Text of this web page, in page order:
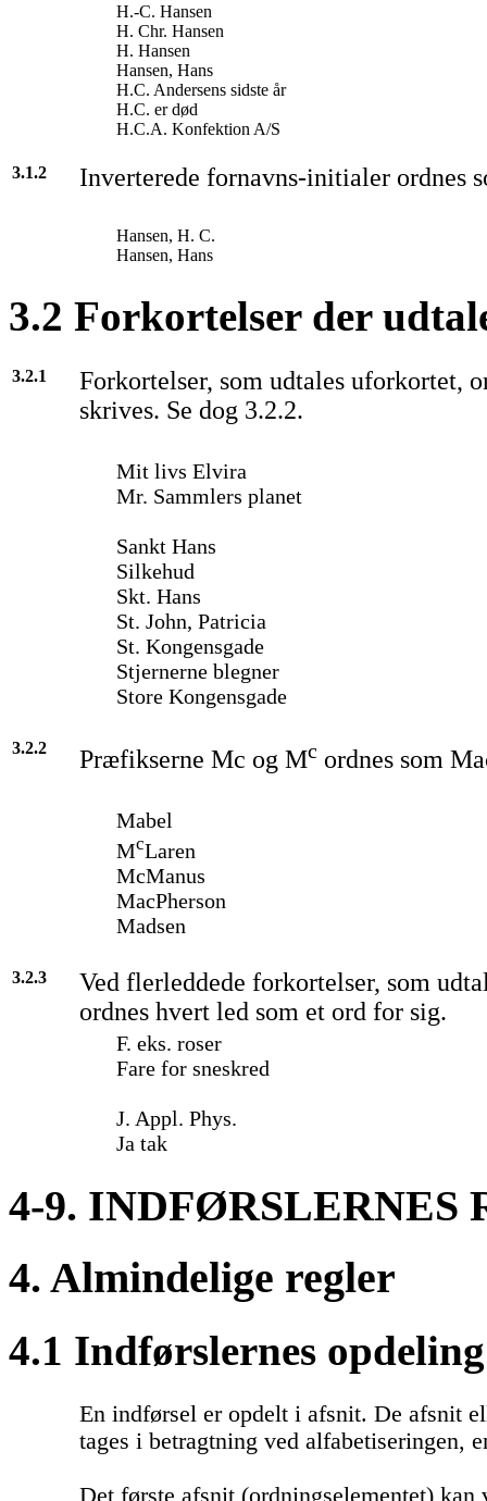
H.-C. Hansen
H. Chr. Hansen
H. Hansen
Hansen, Hans
H.C. Andersens sidste år
H.C. er død
H.C.A. Konfektion A/S
3.1.2 Inverterede fornavns-initialer ordnes
Hansen, H. C.
Hansen, Hans
3.2 Forkortelser der
3.2.1
Forkortelser, som udtales uforkortet,
skrives. Se dog 3.2.2.
Mit livs Elvira
Mr. Sammlers planet
Sankt Hans
Silkehud
Skt. Hans
St. John, Patricia
St. Kongensgade
Stjernerne blegner
Store Kongensgade
3.2.2 Præfikserne Mc og Mc ordnes som
Mabel
McLaren
McManus
MacPherson
Madsen
3.2.3
Ved flerleddede forkortelser, som
ordnes hvert led som et ord for sig.
F. eks. roser
Fare for sneskred
J. Appl. Phys.
Ja tak
4-9.
4. Almindelige regler
4.1 Indførslernes
En indførsel er opdelt i afsnit. De afsnit
tages i betragtning ved alfabetiseringen,